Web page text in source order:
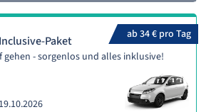
ab 34 € pro Tag
Paket
gehen - sorgenlos und alles inklusive!